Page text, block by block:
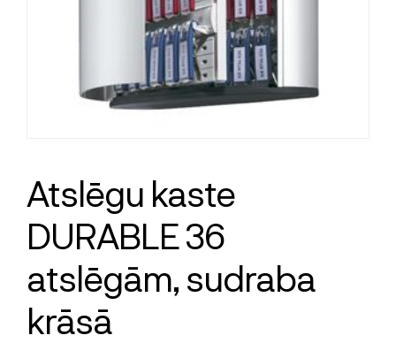
Atslēgu kaste
DURABLE 36
atslēgām, sudraba
krāsā